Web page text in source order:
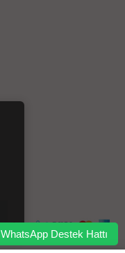
WhatsApp Destek Hattı